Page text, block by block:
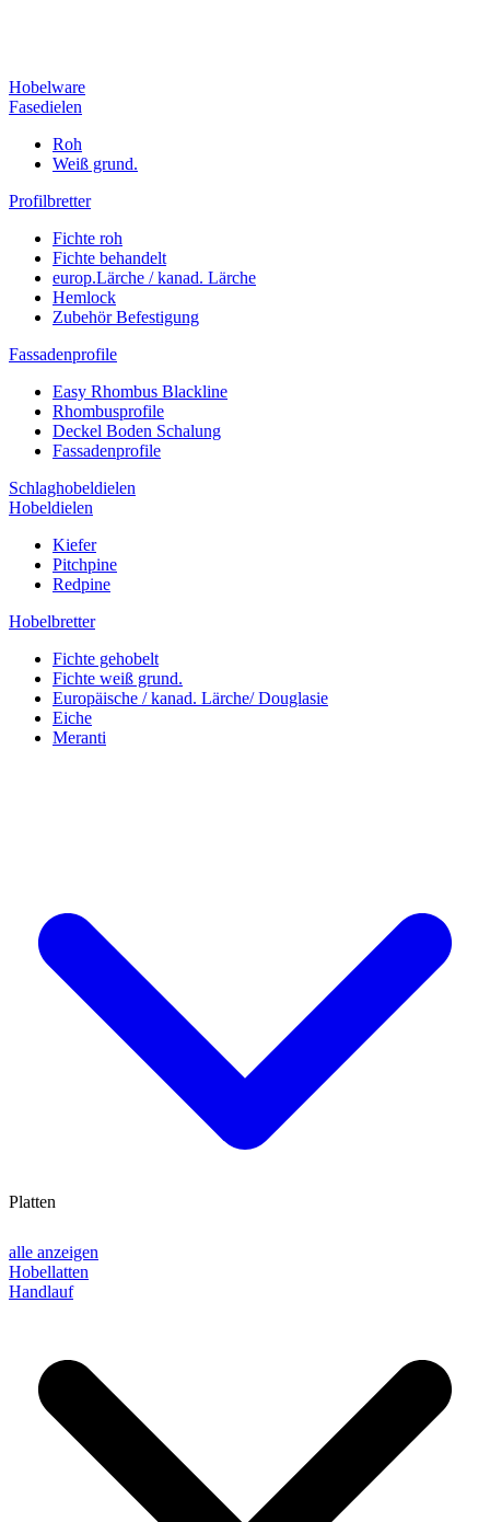
Hobelware
Fasedielen
Roh
Weiß grund.
Profilbretter
Fichte roh
Fichte behandelt
europ.Lärche / kanad. Lärche
Hemlock
Zubehör Befestigung
Fassadenprofile
Easy Rhombus Blackline
Rhombusprofile
Deckel Boden Schalung
Fassadenprofile
Schlaghobeldielen
Hobeldielen
Kiefer
Pitchpine
Redpine
Hobelbretter
Fichte gehobelt
Fichte weiß grund.
Europäische / kanad. Lärche/ Douglasie
Eiche
Meranti
alle anzeigen
Hobellatten
Handlauf
Platten